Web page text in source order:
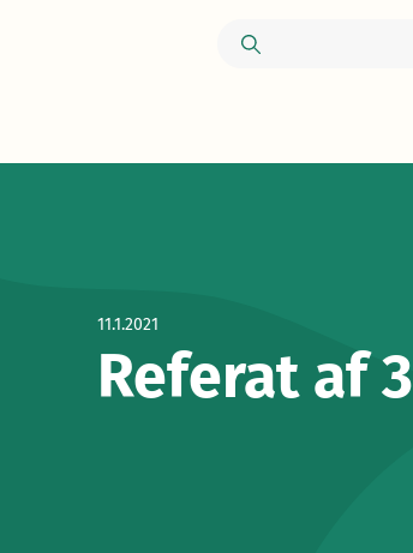
11.1.2021
Referat af 3